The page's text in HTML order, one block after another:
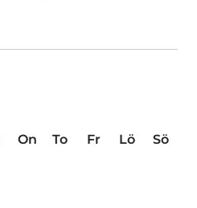
On To Fr Lö
Sö